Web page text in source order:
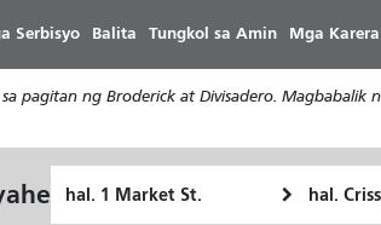
ang
nilalaman
Serbisyo Balita Tungkol sa Amin Mga Karera
sa pagitan ng Broderick at Divisadero.